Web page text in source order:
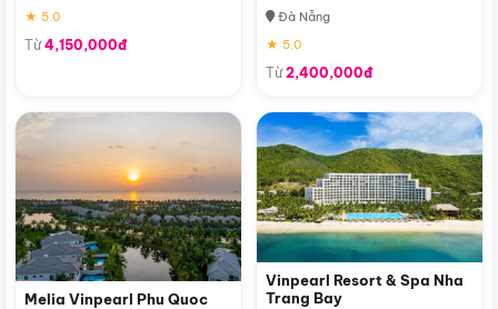
★ 5.0
Từ4,150,000đ
Đà Nẵng
★ 5.0
Từ2,400,000đ
Melia Vinpearl Phu Quoc
Vinpearl Resort & Spa Nha
Trang Bay